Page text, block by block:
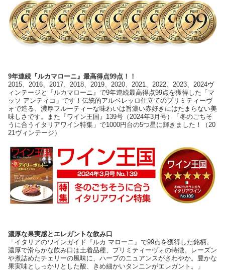
9年連続『ルカマローニ』最高得点99点！！
2015、2016、2017、2018、2019、2020、2021、2022、2023、2024ヴ
ィンテージと『ルカマローニ』で9年連続最高得点99点を獲得した「マ
ッソ アンティコ」です！伝統的アルベレッロ仕立てのプリミティーヴ
ォで造る、濃厚フルーティーな味わいは旨濃い赤好きにはたまらない美
味しさです。また『ワイン王国』139号（2024年3月号）「冬のごちそ
うに合うイタリアワイン特集」で1000円台の5つ星に輝きました！（20
21ヴィンテージ）
濃厚な果実感とエレガントな飲み口
「イタリアのワインガイド『ルカ マローニ』で99点を獲得した銘柄。
濃厚で滑らかな飲み口は土着品種、プリミティーヴォの特徴。レーズン
や煮詰めたチェリーの風味に、ハーブのニュアンスがさわやか。豊かな
果実味としっかりとした酸、きめ細かいタンニンがエレガント。」